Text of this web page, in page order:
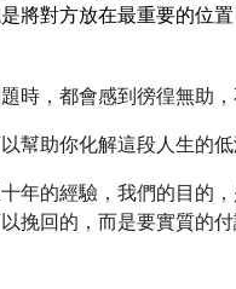
將對方放在最重要的位
時，都會感到徬徨無助，
幫助你化解這段人生的低
年的經驗，我們的目的
挽回的，而是要實質的